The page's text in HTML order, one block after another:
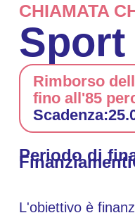
CHIAMATA
Sport
Rimborso
fino all'85
Scadenza:
Periodo di
Finanziamenti
L'obiettivo è